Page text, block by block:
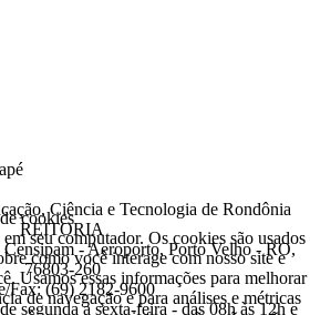
Ciência e Tecnologia de Rondônia
REITORIA
- Aeroporto, Porto Velho - RO,
76803-260
Fax: (69) 2182-9600
segunda a sexta-feira - das 08h às 12h e
cookies
seu computador. Os cookies são usados
como você interage com nosso site e
Usamos essas informações para melhorar
de navegação e para análises e métricas